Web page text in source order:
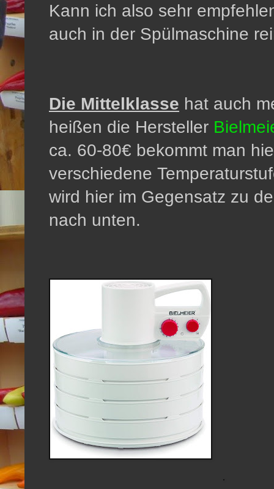
Kann ich also sehr
auch in der Spülmaschine
Die Mittelklasse hat auch
heißen die Hersteller
ca. 60-80€ bekommt man
verschiedene
wird hier im Gegensatz zu
nach unten.